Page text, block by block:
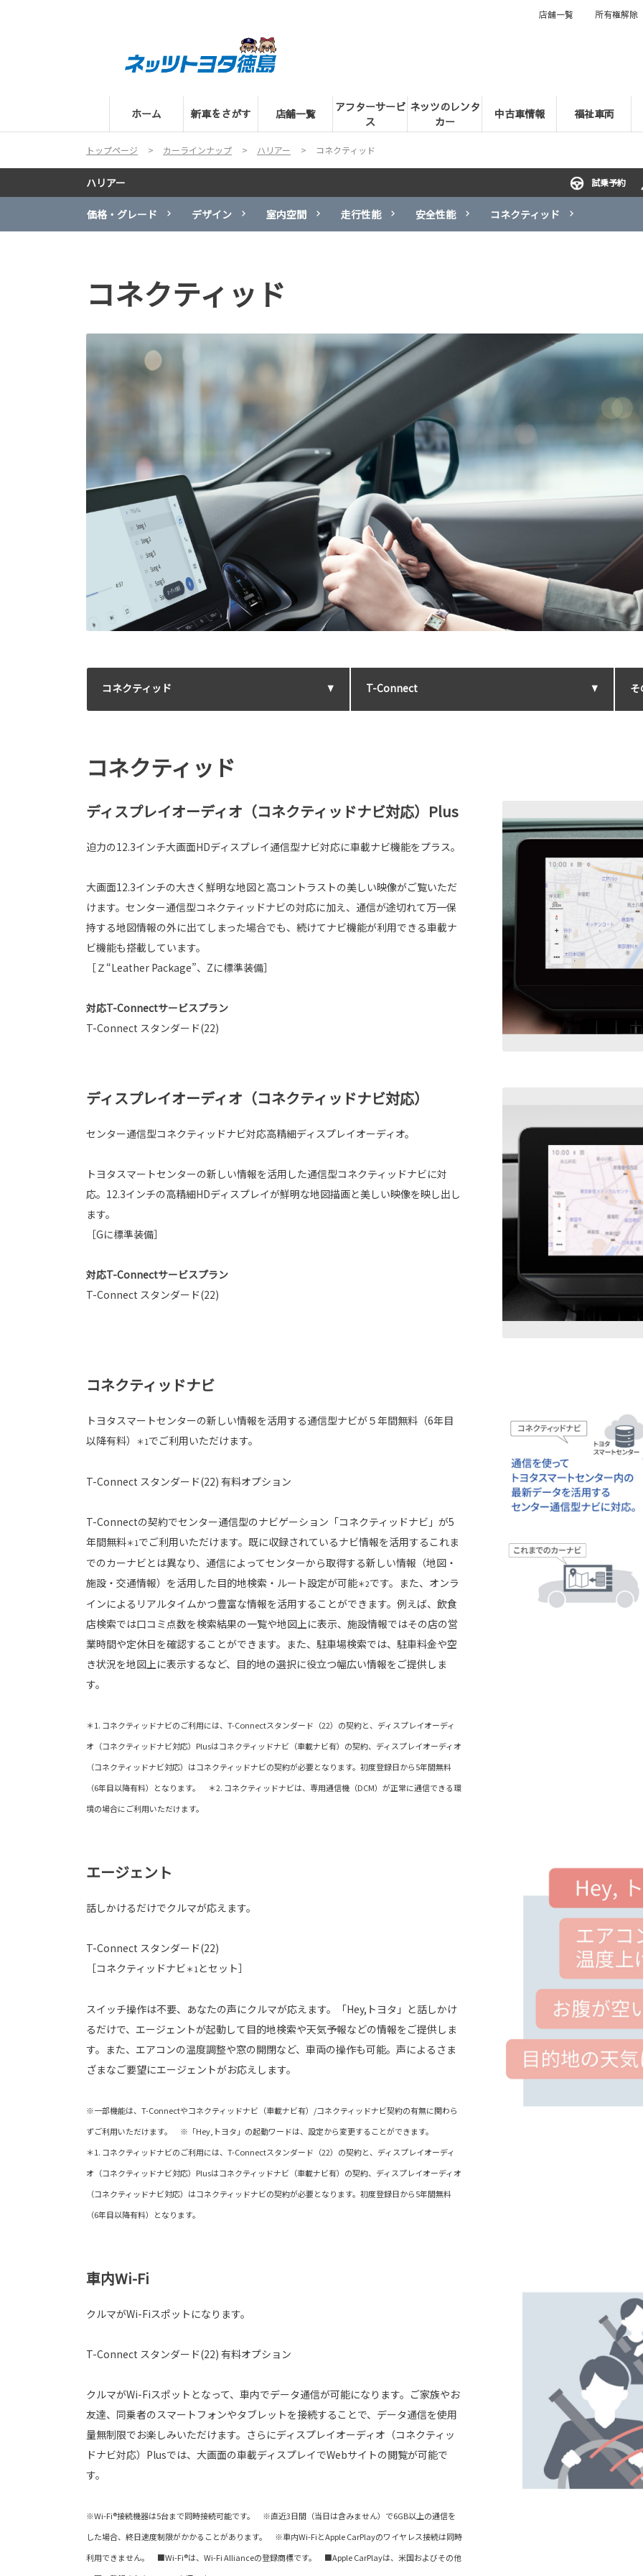
ホーム 新車をさがす 店舗一覧
アフターサービ
ス
ネッツのレンタ
カー
中古車情報 福祉車両
店舗一覧 所有権解除
トップページ カーラインナップ ハリアー コネクティッド
ハリアー 試乗予約
価格・グレード デザイン 室内空間 走行性能 安全性能 コネクティッド
コネクティッド
コネクティッド T-Connect そ
コネクティッド
ディスプレイオーディオ（コネクティッドナビ対応）Plus
迫力の12.3インチ大画面HDディスプレイ通信型ナビ対応に車載ナビ機能をプラス。
大画面12.3インチの大きく鮮明な地図と高コントラストの美しい映像がご覧いただ
けます。センター通信型コネクティッドナビの対応に加え、通信が途切れて万一保
持する地図情報の外に出てしまった場合でも、続けてナビ機能が利用できる車載ナ
ビ機能も搭載しています。
［Ｚ“Leather Package”、Zに標準装備］
対応T-Connectサービスプラン
T-Connect スタンダード(22)
ディスプレイオーディオ（コネクティッドナビ対応）
センター通信型コネクティッドナビ対応高精細ディスプレイオーディオ。
トヨタスマートセンターの新しい情報を活用した通信型コネクティッドナビに対
応。12.3インチの高精細HDディスプレイが鮮明な地図描画と美しい映像を映し出し
ます。
［Gに標準装備］
対応T-Connectサービスプラン
T-Connect スタンダード(22)
コネクティッドナビ
トヨタスマートセンターの新しい情報を活用する通信型ナビが５年間無料（6年目
以降有料）
＊1でご利用いただけます。
T-Connect スタンダード(22) 有料オプション
T-Connectの契約でセンター通信型のナビゲーション「コネクティッドナビ」が5
年間無料＊1でご利用いただけます。既に収録されているナビ情報を活用するこれま
でのカーナビとは異なり、通信によってセンターから取得する新しい情報（地図・
施設・交通情報）を活用した目的地検索・ルート設定が可能＊2です。また、オンラ
インによるリアルタイムかつ豊富な情報を活用することができます。例えば、飲食
店検索では口コミ点数を検索結果の一覧や地図上に表示、施設情報ではその店の営
業時間や定休日を確認することができます。また、駐車場検索では、駐車料金や空
き状況を地図上に表示するなど、目的地の選択に役立つ幅広い情報をご提供しま
す。
＊1. コネクティッドナビのご利用には、T-Connectスタンダード（22）の契約と、ディスプレイオーディ
オ（コネクティッドナビ対応）Plusはコネクティッドナビ（車載ナビ有）の契約、ディスプレイオーディオ
（コネクティッドナビ対応）はコネクティッドナビの契約が必要となります。初度登録日から5年間無料
（6年目以降有料）となります。 ＊2. コネクティッドナビは、専用通信機（DCM）が正常に通信できる環
境の場合にご利用いただけます。
エージェント
話しかけるだけでクルマが応えます。
T-Connect スタンダード(22)
［コネクティッドナビ＊1とセット］
スイッチ操作は不要、あなたの声にクルマが応えます。「Hey,トヨタ」と話しかけ
るだけで、エージェントが起動して目的地検索や天気予報などの情報をご提供しま
す。また、エアコンの温度調整や窓の開閉など、車両の操作も可能。声によるさま
ざまなご要望にエージェントがお応えします。
※一部機能は、T-Connectやコネクティッドナビ（車載ナビ有）/コネクティッドナビ契約の有無に関わら
ずご利用いただけます。 ※「Hey,トヨタ」の起動ワードは、設定から変更することができます。
＊1. コネクティッドナビのご利用には、T-Connectスタンダード（22）の契約と、ディスプレイオーディ
オ（コネクティッドナビ対応）Plusはコネクティッドナビ（車載ナビ有）の契約、ディスプレイオーディオ
（コネクティッドナビ対応）はコネクティッドナビの契約が必要となります。初度登録日から5年間無料
（6年目以降有料）となります。
車内Wi-Fi
クルマがWi-Fiスポットになります。
T-Connect スタンダード(22) 有料オプション
クルマがWi-Fiスポットとなって、車内でデータ通信が可能になります。ご家族やお
友達、同乗者のスマートフォンやタブレットを接続することで、データ通信を使用
量無制限でお楽しみいただけます。さらにディスプレイオーディオ（コネクティッ
ドナビ対応）Plusでは、大画面の車載ディスプレイでWebサイトの閲覧が可能で
す。
※Wi-Fi®接続機器は5台まで同時接続可能です。 ※直近3日間（当日は含みません）で6GB以上の通信を
した場合、終日速度制限がかかることがあります。 ※車内Wi-FiとApple CarPlayのワイヤレス接続は同時
利用できません。 ■Wi-Fi®は、Wi-Fi Allianceの登録商標です。 ■Apple CarPlayは、米国およびその他